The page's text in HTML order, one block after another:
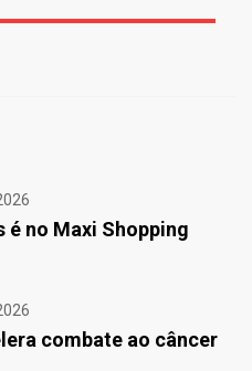
é no Maxi Shopping
combate ao câncer